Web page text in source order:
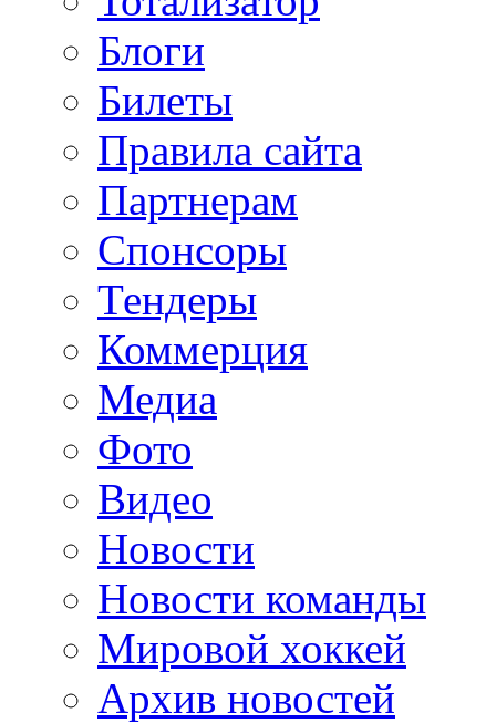
Блоги
Билеты
Правила сайта
Партнерам
Спонсоры
Тендеры
Коммерция
Медиа
Фото
Видео
Новости
Новости команды
Мировой хоккей
Архив новостей